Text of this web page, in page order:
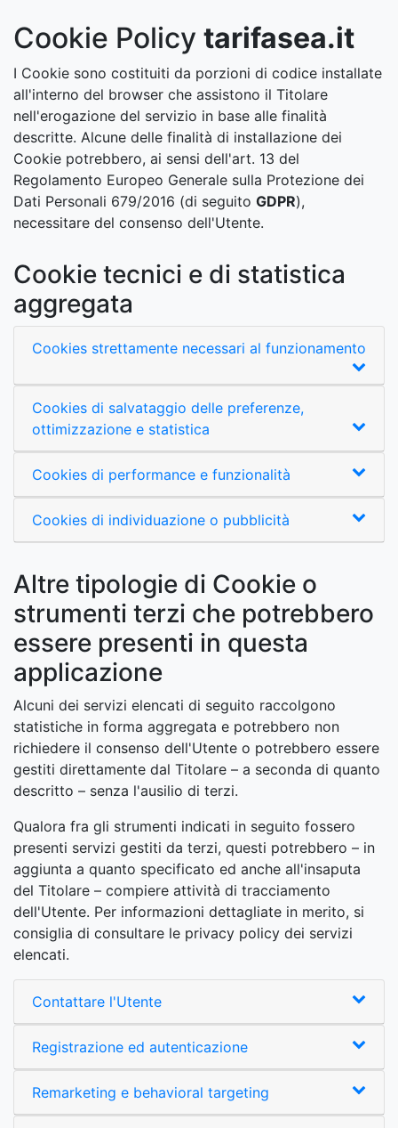
Cookie Policy tarifasea.it
I Cookie sono costituiti da porzioni di codice installate
all'interno del browser che assistono il Titolare
nell'erogazione del servizio in base alle finalità
descritte. Alcune delle finalità di installazione dei
Cookie potrebbero, ai sensi dell'art. 13 del
Regolamento Europeo Generale sulla Protezione dei
Dati Personali 679/2016 (di seguito GDPR),
necessitare del consenso dell'Utente.
Cookie tecnici e di statistica
aggregata
Cookies strettamente necessari al funzionamento
Cookies di salvataggio delle preferenze,
ottimizzazione e statistica
Cookies di performance e funzionalità
Cookies di individuazione o pubblicità
Altre tipologie di Cookie o
strumenti terzi che potrebbero
essere presenti in questa
applicazione
Alcuni dei servizi elencati di seguito raccolgono
statistiche in forma aggregata e potrebbero non
richiedere il consenso dell'Utente o potrebbero essere
gestiti direttamente dal Titolare – a seconda di quanto
descritto – senza l'ausilio di terzi.
Qualora fra gli strumenti indicati in seguito fossero
presenti servizi gestiti da terzi, questi potrebbero – in
aggiunta a quanto specificato ed anche all'insaputa
del Titolare – compiere attività di tracciamento
dell'Utente. Per informazioni dettagliate in merito, si
consiglia di consultare le privacy policy dei servizi
elencati.
Contattare l'Utente
Registrazione ed autenticazione
Remarketing e behavioral targeting